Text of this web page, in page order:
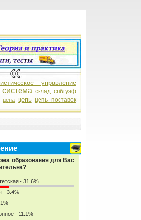
управление
система склад спбгуэф
цена цепь цепь поставок
образования для Вас
- 31.6%
- 3.4%
- 11.1%